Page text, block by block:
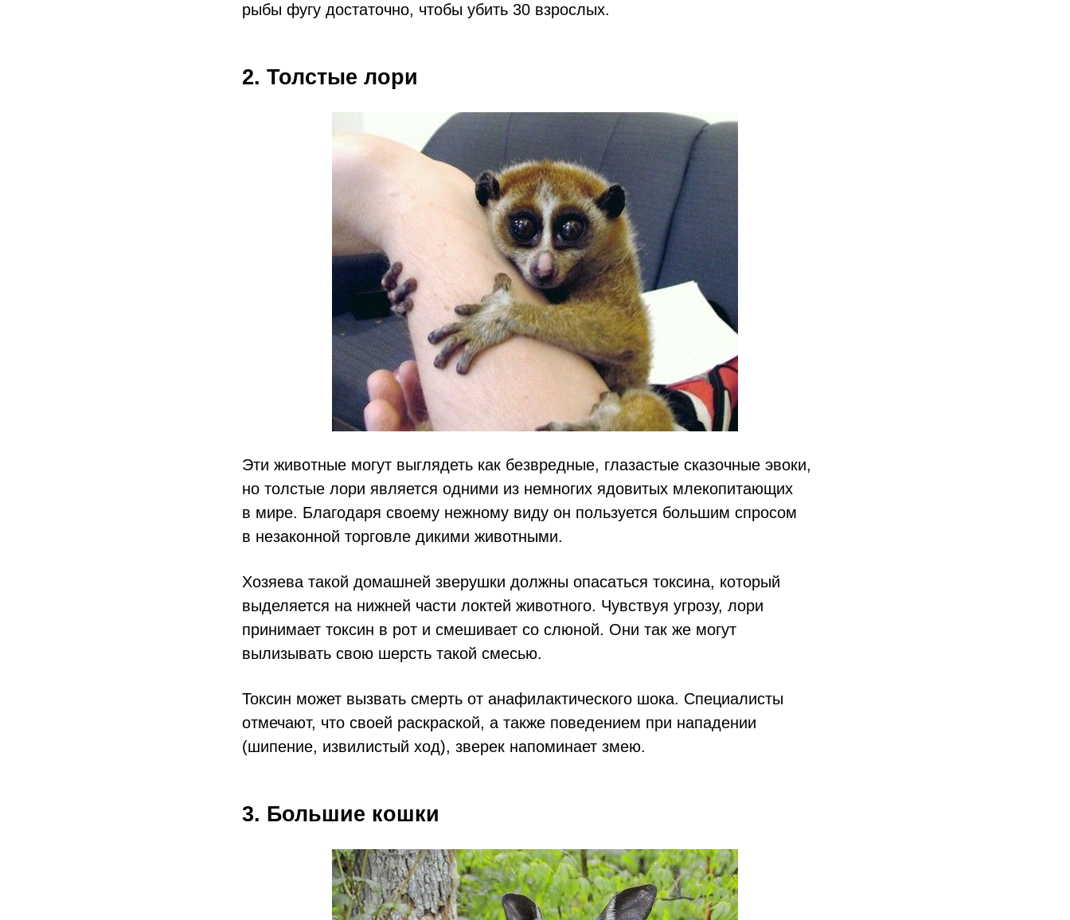
рыбы фугу достаточно, чтобы убить 30 взрослых.
2. Толстые лори
Эти животные могут выглядеть как безвредные, глазастые сказочные эвоки,
но толстые лори является одними из немногих ядовитых млекопитающих
в мире. Благодаря своему нежному виду он пользуется большим спросом
в незаконной торговле дикими животными.
Хозяева такой домашней зверушки должны опасаться токсина, который
выделяется на нижней части локтей животного. Чувствуя угрозу, лори
принимает токсин в рот и смешивает со слюной. Они так же могут
вылизывать свою шерсть такой смесью.
Токсин может вызвать смерть от анафилактического шока. Специалисты
отмечают, что своей раскраской, а также поведением при нападении
(шипение, извилистый ход), зверек напоминает змею.
3. Большие кошки